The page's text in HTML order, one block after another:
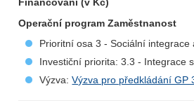
Operační program Zaměstnanost
Prioritní osa 3 - Sociální integrace
Investiční priorita: 3.3 - Integrace
Výzva:Výzva pro předkládání GP